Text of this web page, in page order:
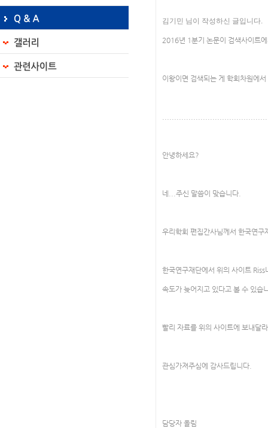
김기민 님이 작성하신 글입니다.
2016년 1분기 논문이 검색사이트
이왕이면 검색되는 게 학회차원에
안녕하세요?
네...주신 말씀이 맞습니다.
우리학회 편집간사님께서 한국연
한국연구재단에서 위의 사이트
속도가 늦어지고 있다고 볼 수 있습
빨리 자료를 위의 사이트에 보내달
관심가져주심에 감사드립니다.
담당자 올림